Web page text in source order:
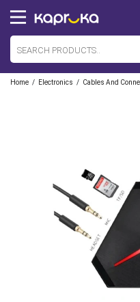
Home / Electronics /